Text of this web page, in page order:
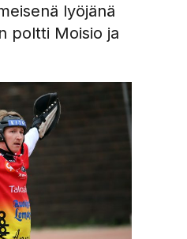
lyöjänä
poltti Moisio ja